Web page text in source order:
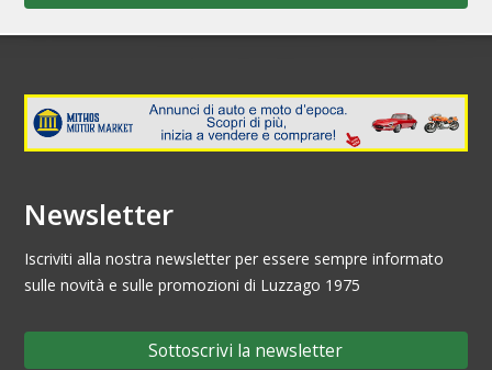
Newsletter
Iscriviti alla nostra newsletter per essere sempre informato
sulle novità e sulle promozioni di Luzzago 1975
Sottoscrivi la newsletter